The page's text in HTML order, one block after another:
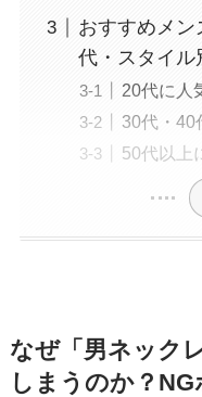
おすすめメ
代・スタイル
20代に人
30代・40
50代以上
なぜ「男ネック
しまうのか？